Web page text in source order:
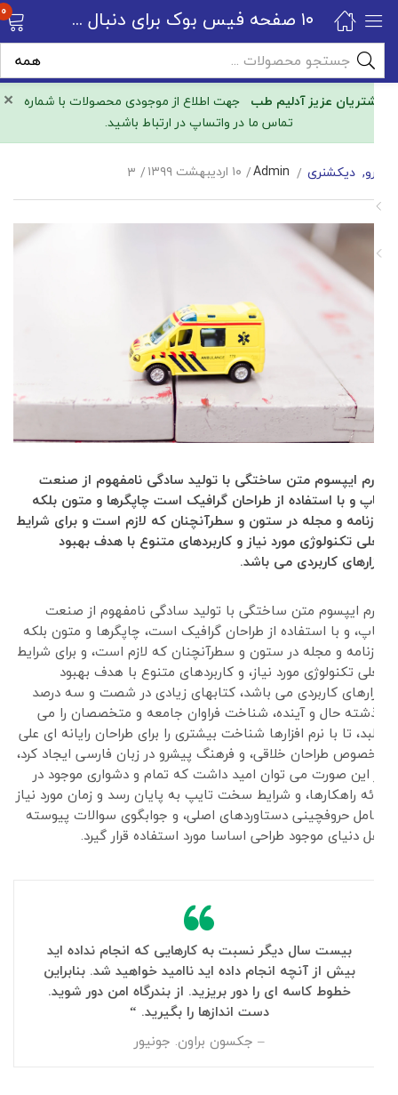
× مشتریان عزیز آدلیم طبجهت اطلاع از موجودی محصولات با شماره
تماس ما در واتساپ در ارتباط باشید.
۱۰ صفحه فیس بوک برای دنبال کردن در مورد پزشکی 0
دیکشنری Admin ۱۰ اردیبهشت ۱۳۹۹ ۳
لورم ایپسوم متن ساختگی با تولید سادگی نامفهوم از صنعت
چاپ و با استفاده از طراحان گرافیک است چاپگرها و متون بلکه
روزنامه و مجله در ستون و سطرآنچنان که لازم است و برای شرایط
فعلی تکنولوژی مورد نیاز و کاربردهای متنوع با هدف بهبود
ابزارهای کاربردی می باشد.
لورم ایپسوم متن ساختگی با تولید سادگی نامفهوم از صنعت
چاپ، و با استفاده از طراحان گرافیک است، چاپگرها و متون بلکه
روزنامه و مجله در ستون و سطرآنچنان که لازم است، و برای شرایط
فعلی تکنولوژی مورد نیاز، و کاربردهای متنوع با هدف بهبود
ابزارهای کاربردی می باشد، کتابهای زیادی در شصت و سه درصد
گذشته حال و آینده، شناخت فراوان جامعه و متخصصان را می
طلبد، تا با نرم افزارها شناخت بیشتری را برای طراحان رایانه ای علی
الخصوص طراحان خلاقی، و فرهنگ پیشرو در زبان فارسی ایجاد کرد،
در این صورت می توان امید داشت که تمام و دشواری موجود در
ارائه راهکارها، و شرایط سخت تایپ به پایان رسد و زمان مورد نیاز
شامل حروفچینی دستاوردهای اصلی، و جوابگوی سوالات پیوسته
اهل دنیای موجود طراحی اساسا مورد استفاده قرار گیرد.
بیست سال دیگر نسبت به کارهایی که انجام نداده اید
بیش از آنچه انجام داده اید ناامید خواهید شد. بنابراین
خطوط کاسه ای را دور بریزید. از بندرگاه امن دور شوید.
دست اندازها را بگیرید. “
– جکسون براون. جونیور